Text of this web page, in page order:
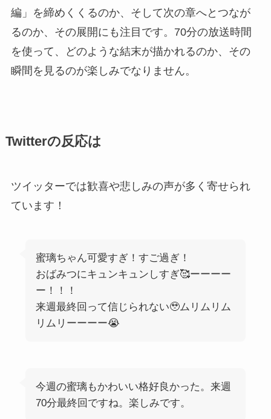
編」を締めくくるのか、そして次の章へとつなが
るのか、その展開にも注目です。70分の放送時間
を使って、どのような結末が描かれるのか、その
瞬間を見るのが楽しみでなりません。
Twitterの反応は
ツイッターでは歓喜や悲しみの声が多く寄せられ
ています！
蜜璃ちゃん可愛すぎ！すご過ぎ！
おばみつにキュンキュンしすぎ🥰ーーーー
ー！！！
来週最終回って信じられない🥹ムリムリム
リムリーーーー😭
今週の蜜璃もかわいい格好良かった。来週
70分最終回ですね。楽しみです。